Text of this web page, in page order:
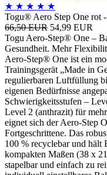
★ ★ ★ ★ ★
Togu® Aero Step One rot
66,50 EUR 54,99 EUR
Togu Aero-Step® One –
Gesundheit. Mehr
Aero-Step® One ist ein
Trainingsgerät „Made in
regulierbaren Luftfüllung
eigenen Bedürfnisse
Schwierigkeitsstufen –
Level 2 (anthrazit) für
eignet sich der Aero-Step
Fortgeschrittene. Das
100 % recyclebar und hält
kompakten Maßen (38 x
stapelbar und einfach zu